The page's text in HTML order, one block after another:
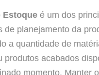
Estoque é um dos
de planejamento da
a quantidade de
produtos acabados
momento. Manter